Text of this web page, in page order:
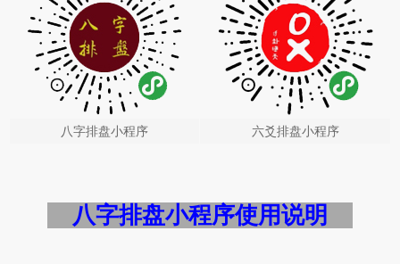
八字排盘小程序 六爻排盘小程序
八字排盘小程序使用说明